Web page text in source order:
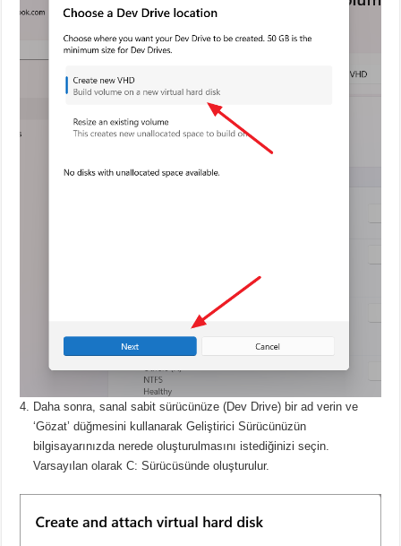
Daha sonra, sanal sabit sürücünüze (Dev Drive) bir ad verin ve
‘Gözat’ düğmesini kullanarak Geliştirici Sürücünüzün
bilgisayarınızda nerede oluşturulmasını istediğinizi seçin.
Varsayılan olarak C: Sürücüsünde oluşturulur.